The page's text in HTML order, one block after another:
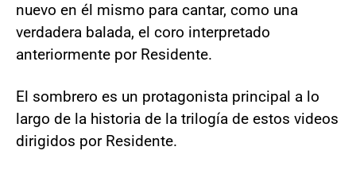
nuevo en él mismo para cantar, como una
verdadera balada, el coro interpretado
anteriormente por Residente.
El sombrero es un protagonista principal a lo
largo de la historia de la trilogía de estos videos
dirigidos por Residente.